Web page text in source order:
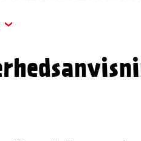
holdbart kvalitet i gråt flet